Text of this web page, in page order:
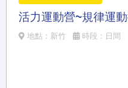
活力運動營~規律運
地點：新竹 時段：日間